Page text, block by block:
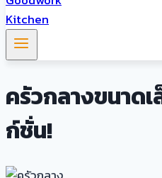
ครัวกลางขนาด
ก์ชั่น!